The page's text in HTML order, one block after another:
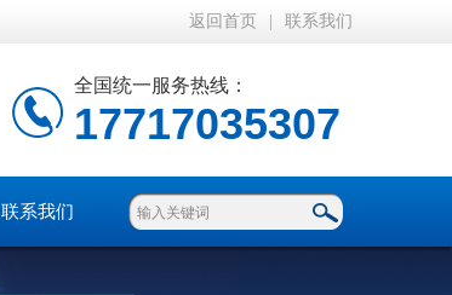
返回首页 联系我们
全国统一服务热线：
17717035307
联系我们